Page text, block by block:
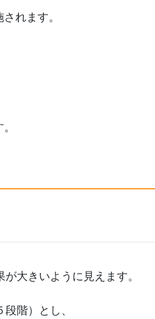
れます。
大きいように見えます。
階）とし、